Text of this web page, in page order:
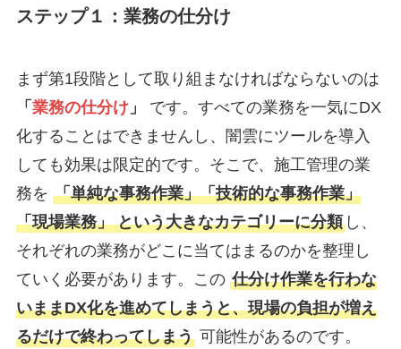
ステップ１： 業務の仕分け
まず第1段階として取り組まなければならないのは
「 業務の仕分け」
です。すべての業務を一気にDX
化することはできませんし、闇雲にツールを導入
しても効果は限定的です。そこで、施工管理の業
務を 「単純な事務作業」「技術的な事務作業」
「現場業務」 という大きなカテゴリーに分類し、
それぞれの業務がどこに当てはまるのかを整理し
ていく必要があります。この 仕分け作業を行わな
いままDX化を進めてしまうと、現場の負担が増え
るだけで終わってしまう可能性があるのです。